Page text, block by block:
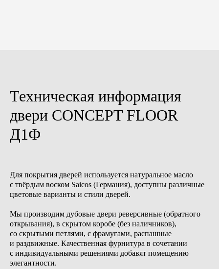
Техническая информация
двери CONCEPT FLOOR
Д1Ф
Для покрытия дверей используется натуральное масло
с твёрдым воском Saicos (Германия), доступны различные
цветовые варианты и стили дверей.
Мы производим дубовые двери реверсивные (обратного
открывания), в скрытом коробе (без наличников),
со скрытыми петлями, с фрамугами, распашные
и раздвижные. Качественная фурнитура в сочетании
с индивидуальными решениями добавят помещению
элегантности.